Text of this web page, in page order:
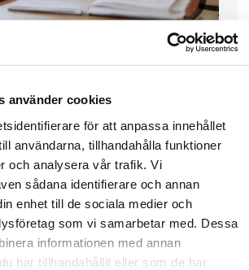
använder cookies
för att anpassa innehållet
användarna, tillhandahålla funktioner
och analysera vår trafik. Vi
sådana identifierare och annan
enhet till de sociala medier och
som vi samarbetar med. Dessa
informationen med annan
har tillhandahållit eller som de har
Villa & Småhus
Grönt bolån